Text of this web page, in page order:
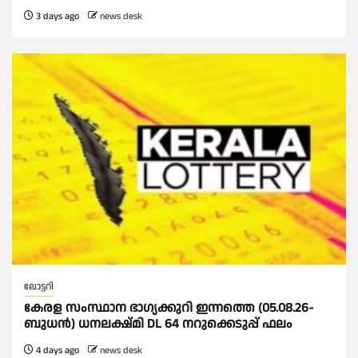
3 days ago news desk
ലോട്ടറി
കേരള സംസ്ഥാന ഭാഗ്യക്കുറി ഇന്നത്തെ (05.08.26-
ബുധൻ) ധനലക്ഷ്മി DL 64 നറുക്കെടുപ്പ് ഫലം
4 days ago news desk